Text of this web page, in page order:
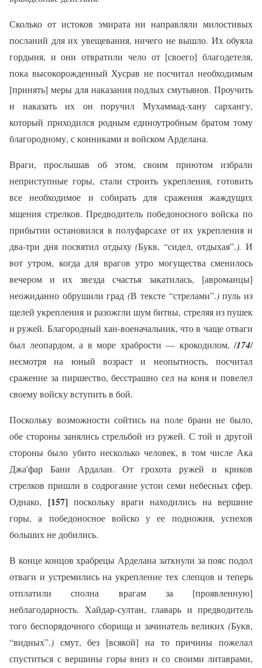
Сколько от истоков эмирата ни направляли милостивых
посланий для их увещевания, ничего не вышло. Их обуяла
гордыня, и они отвратили чело от [своего] благодетеля,
пока высокорожденный Хусрав не посчитал необходимым
[принять] меры для наказания подлых смутьянов. Проучить
и наказать их он поручил Мухаммад-хану сархангу,
который приходился родным единоутробным братом тому
благородному, с конниками и войском Арделана.
Враги, прослышав об этом, своим приютом избрали
неприступные горы, стали строить укрепления, готовить
все необходимое и собирать для сражения жаждущих
мщения стрелков. Предводитель победоносного войска по
прибытии остановился в полуфарсахе от их укрепления и
два-три дня посвятил отдыху(Букв, “сидел, отдыхая”.).И
вот утром, когда для врагов утро могущества сменилось
вечером и их звезда счастья закатилась, [авроманцы]
неожиданно обрушили град(В тексте “стрелами”.)пуль из
щелей укрепления и разожгли шум битвы, стреляя из пушек
и ружей. Благородный хан-военачальник, что в чаще отваги
был леопардом, а в море храбрости — крокодилом, /174/
несмотря на юный возраст и неопытность, посчитал
сражение за пиршество, бесстрашно сел на коня и повелел
своему войску вступить в бой.
Поскольку возможности сойтись на поле брани не было,
обе стороны занялись стрельбой из ружей. С той и другой
стороны было убито несколько человек, в том числе Ака
Джа'фар Бани Ардалан. От грохота ружей и криков
стрелков пришли в содрогание устои семи небесных сфер.
Однако, [157] поскольку враги находились на вершине
горы, а победоносное войско у ее подножия, успехов
больших не добились.
В конце концов храбрецы Арделана заткнули за пояс подол
отваги и устремились на укрепление тех слепцов и теперь
отплатили сполна врагам за [проявленную]
неблагодарность. Хайдар-султан, главарь и предводитель
того беспорядочного сборища и зачинатель великих (Букв,
“видных”.) смут, без [всякой] на то причины пожелал
спуститься с вершины горы вниз и со своими литаврами,